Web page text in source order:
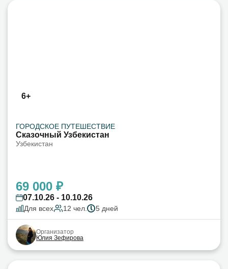
6+
ГОРОДСКОЕ ПУТЕШЕСТВИЕ
Сказочный Узбекистан
Узбекистан
69 000 ₽
07.10.26 - 10.10.26
Для всех 12 чел. 5 дней
Организатор
Юлия Зефирова